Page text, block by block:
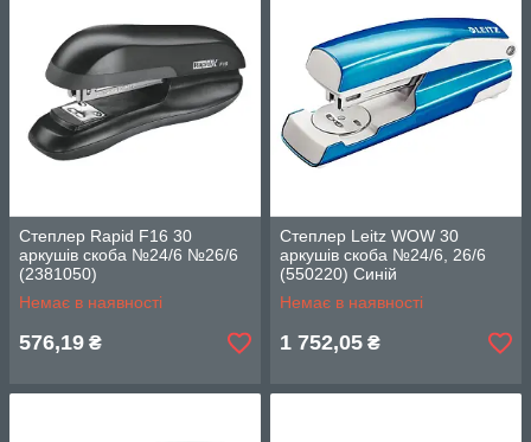
Степлер Rapid F16 30
аркушів скоба №24/6 №26/6
(2381050)
Немає в наявності
576,19 ₴
Степлер Leitz WOW 30
аркушів скоба №24/6, 26/6
(550220) Синій
Немає в наявності
1 752,05 ₴